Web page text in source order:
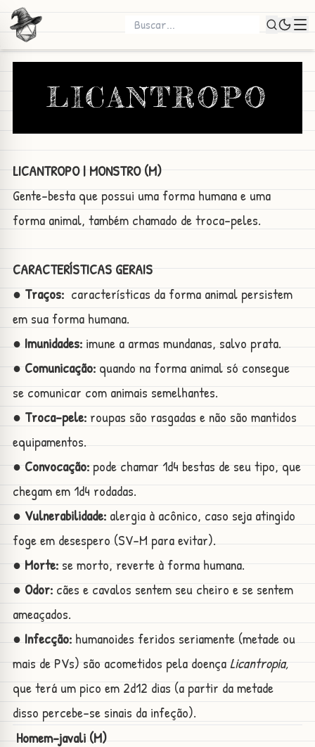
LICANTROPO
LICANTROPO | MONSTRO (M)
Gente-besta que possui uma forma humana e uma
forma animal, também chamado de troca-peles.
CARACTERÍSTICAS GERAIS
● Traços:características da forma animal persistem
em sua forma humana.
● Imunidades:imune a armas mundanas, salvo prata.
● Comunicação:quando na forma animal só consegue
se comunicar com animais semelhantes.
● Troca-pele:roupas são rasgadas e não são mantidos
equipamentos.
● Convocação:pode chamar 1d4 bestas de seu tipo, que
chegam em 1d4 rodadas.
● Vulnerabilidade:alergia à acônico, caso seja atingido
foge em desespero (SV-M para evitar).
● Morte:se morto, reverte à forma humana.
● Odor:cães e cavalos sentem seu cheiro e se sentem
ameaçados.
● Infecção:humanoides feridos seriamente (metade ou
mais de PVs) são acometidos pela doençaLicantropia,
que terá um pico em 2d12 dias (a partir da metade
disso percebe-se sinais da infeção).
Homem-javali (M)